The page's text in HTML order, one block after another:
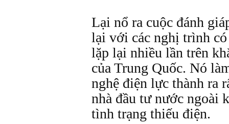
Lại nổ ra cuộc đánh
lại với các nghị trình
lặp lại nhiều lần trên
của Trung Quốc. Nó
nghệ điện lực thành ra
nhà đầu tư nước ngoài
tình trạng thiếu điện.